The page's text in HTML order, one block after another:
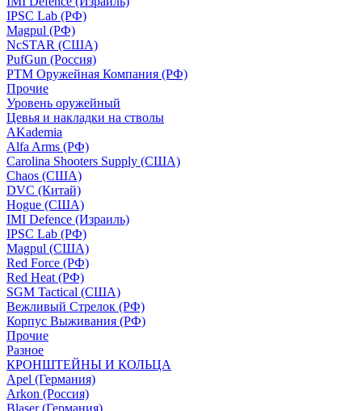
IPSC Lab (РФ)
Magpul (РФ)
NcSTAR (США)
PufGun (Россия)
РТМ Оружейная Компания (РФ)
Прочие
Уровень оружейный
Цевья и накладки на стволы
AKademia
Alfa Arms (РФ)
Carolina Shooters Supply (США)
Chaos (США)
DVC (Китай)
Hogue (США)
IMI Defence (Израиль)
IPSC Lab (РФ)
Magpul (США)
Red Force (РФ)
Red Heat (РФ)
SGM Tactical (США)
Вежливый Стрелок (РФ)
Корпус Выживания (РФ)
Прочие
Разное
КРОНШТЕЙНЫ И КОЛЬЦА
Apel (Германия)
Arkon (Россия)
Blaser (Германия)